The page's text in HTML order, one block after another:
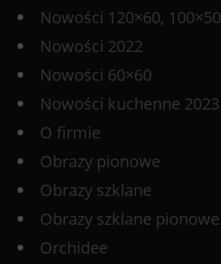
Nowości 120×60, 100×50
Nowości 2022
Nowości 60×60
Nowości kuchenne 2023
O firmie
Obrazy pionowe
Obrazy szklane
Obrazy szklane pionowe
Orchidee